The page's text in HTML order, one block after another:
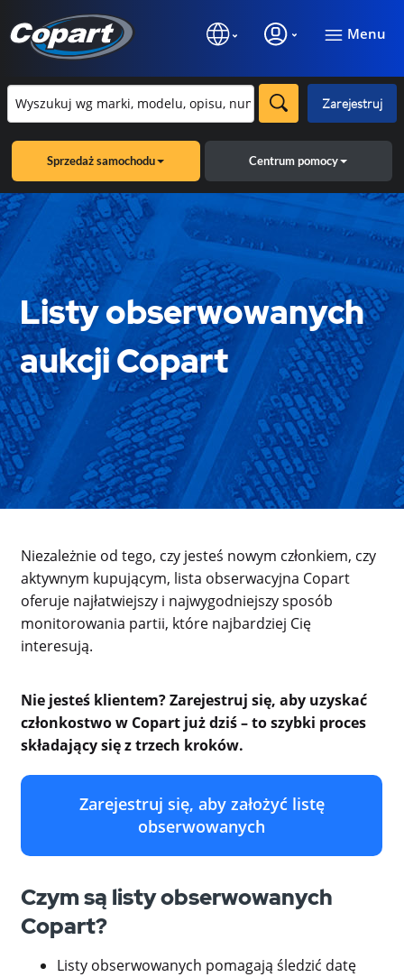
Menu
Zarejestruj
Sprzedaż samochodu Centrum pomocy
Listy obserwowanych
aukcji Copart
Niezależnie od tego, czy jesteś nowym członkiem, czy
aktywnym kupującym, lista obserwacyjna Copart
oferuje najłatwiejszy i najwygodniejszy sposób
monitorowania partii, które najbardziej Cię
interesują.
Nie jesteś klientem? Zarejestruj się, aby uzyskać
członkostwo w Copart już dziś – to szybki proces
składający się z trzech kroków.
Zarejestruj się, aby założyć listę
obserwowanych
Czym są listy obserwowanych
Copart?
Listy obserwowanych pomagają śledzić datę